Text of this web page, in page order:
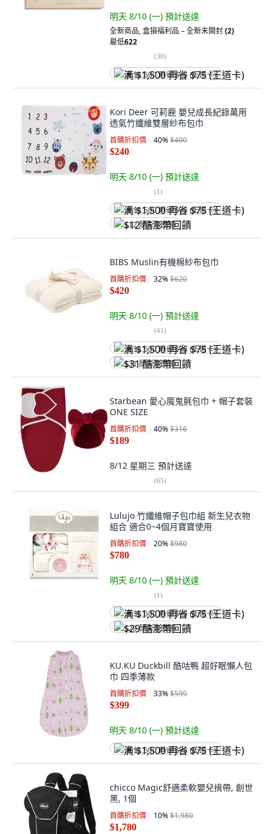
明天 8/10 (一) 預計送達
全新商品,盒損福利品 – 全新未開封(2)
最低622
(30)
满 $1,500 再省 $75 (王道卡)
Kori Deer 可莉鹿 嬰兒成長紀錄萬用
透氣竹纖維雙層紗布包巾
首購折扣價 40%$400
$240
明天 8/10 (一) 預計送達
(1)
满 $1,500 再省 $75 (王道卡)
$12 酷澎幣回饋
BIBS Muslin有機棉紗布包巾
首購折扣價 32%$620
$420
明天 8/10 (一) 預計送達
(41)
满 $1,500 再省 $75 (王道卡)
$31 酷澎幣回饋
Starbean 愛心魔鬼氈包巾 + 帽子套裝
ONE SIZE
首購折扣價 40%$316
$189
8/12 星期三 預計送達
(65)
Lulujo 竹纖維帽子包巾組 新生兒衣物
組合 適合0~4個月寶寶使用
首購折扣價 20%$980
$780
明天 8/10 (一) 預計送達
(1)
满 $1,500 再省 $75 (王道卡)
$29 酷澎幣回饋
KU.KU Duckbill 酷咕鴨 超好眠懶人包
巾 四季薄款
首購折扣價 33%$599
$399
明天 8/10 (一) 預計送達
满 $1,500 再省 $75 (王道卡)
chicco Magic舒適柔軟嬰兒揹帶, 創世
黑, 1個
首購折扣價 10%$1,980
$1,780